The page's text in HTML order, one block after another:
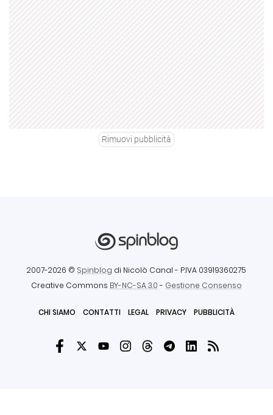
Rimuovi pubblicità
2007-2026 © Spinblog di Nicolò Canal - P.IVA 03919360275
Creative Commons BY-NC-SA 3.0- Gestione Consenso
CHI SIAMO CONTATTI LEGAL PRIVACY PUBBLICITÀ